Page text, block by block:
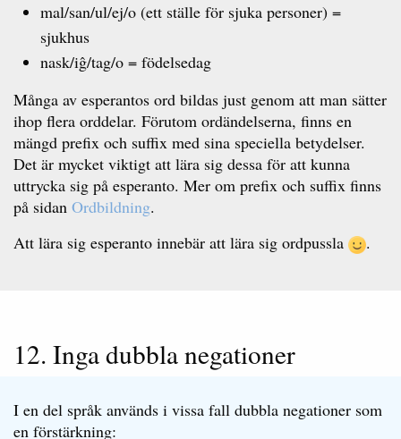
mal/san/ul/ej/o (ett ställe för sjuka personer) =
sjukhus
nask/iĝ/tag/o = födelsedag
Många av esperantos ord bildas just genom att man sätter
ihop flera orddelar. Förutom ordändelserna, finns en
mängd prefix och suffix med sina speciella betydelser.
Det är mycket viktigt att lära sig dessa för att kunna
uttrycka sig på esperanto. Mer om prefix och suffix finns
på sidan Ordbildning.
Att lära sig esperanto innebär att lära sig ordpussla
.
12. Inga dubbla negationer
I en del språk används i vissa fall dubbla negationer som
en förstärkning: